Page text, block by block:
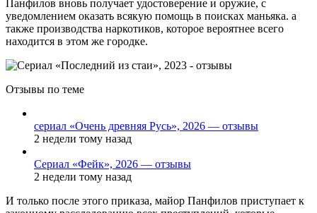
Панфилов вновь получает удостоверение и оружие, с
уведомлением оказать всякую помощь в поисках маньяка. а
также производства наркотиков, которое вероятнее всего
находится в этом же городке.
Отзывы по теме
сериал «Очень древняя Русь», 2026 — отзывы
2 недели тому назад
Сериал «Фейк», 2026 — отзывы
2 недели тому назад
И только после этого приказа, майор Панфилов приступает к